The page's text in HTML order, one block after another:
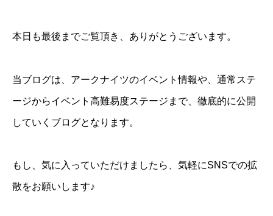
本日も最後までご覧頂き、ありがとうございます。
当ブログは、アークナイツのイベント情報や、通常ステ
ージからイベント高難易度ステージまで、徹底的に公開
していくブログとなります。
もし、気に入っていただけましたら、気軽にSNSでの拡
散をお願いします♪